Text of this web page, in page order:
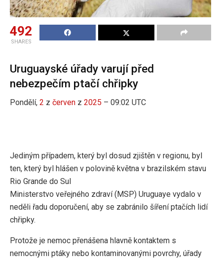
492
SHARES
Uruguayské úřady varují před
nebezpečím ptačí chřipky
Pondělí, 2 z červen z 2025 – 09:02 UTC
Jediným případem, který byl dosud zjištěn v regionu, byl
ten, který byl hlášen v polovině května v brazilském stavu
Rio Grande do Sul
Ministerstvo veřejného zdraví (MSP) Uruguaye vydalo v
neděli řadu doporučení, aby se zabránilo šíření ptačích lidí
chřipky.
Protože je nemoc přenášena hlavně kontaktem s
nemocnými ptáky nebo kontaminovanými povrchy, úřady